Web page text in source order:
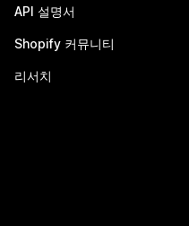
API 설명서
Shopify 커뮤니티
리서치